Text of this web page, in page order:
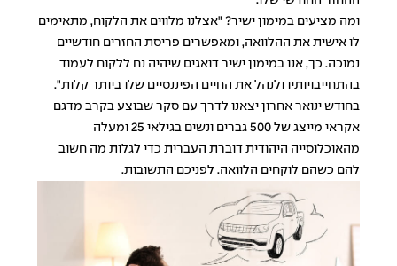
ומה מציעים במימון ישיר? "אצלנו מלווים את הלקוח, מתאימים
לו אישית את ההלוואה, ומאפשרים פריסת החזרים חודשיים
נמוכה. כך, אנו במימון ישיר דואגים שיהיה נח ללקוח לעמוד
בהתחייבויותיו ולנהל את החיים הפיננסיים שלו ביותר קלות".
בחודש ינואר אחרון יצאנו לדרך עם סקר שבוצע בקרב מדגם
אקראי מייצג של 500 גברים ונשים בגילאי 25 ומעלה
מהאוכלוסייה היהודית דוברת העברית כדי לגלות מה חשוב
להם כשהם לוקחים הלוואה. לפניכם התשובות.